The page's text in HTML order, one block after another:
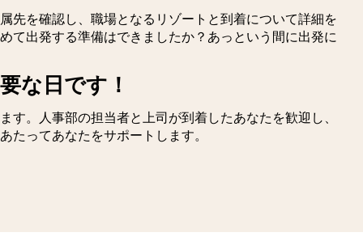
先を確認し、職場となるリゾートと到着について詳細を
て出発する準備はできましたか？あっという間に出発に
な日です！
す。人事部の担当者と上司が到着したあなたを歓迎し、
たってあなたをサポートします。